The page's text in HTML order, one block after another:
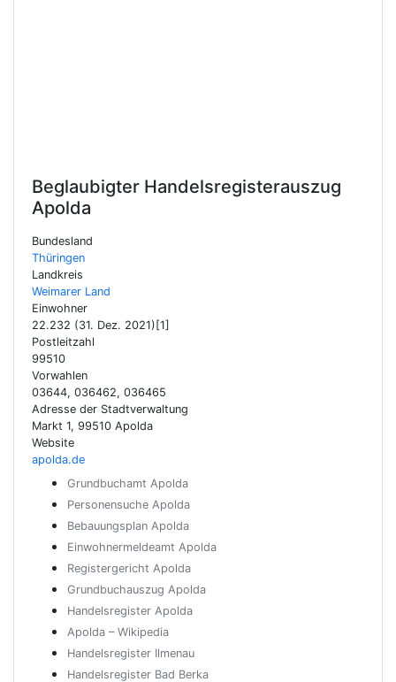
Beglaubigter Handelsregisterauszug
Apolda
Bundesland
Thüringen
Landkreis
Weimarer Land
Einwohner
22.232 (31. Dez. 2021)[1]
Postleitzahl
99510
Vorwahlen
03644, 036462, 036465
Adresse der Stadtverwaltung
Markt 1, 99510 Apolda
Website
apolda.de
Grundbuchamt Apolda
Personensuche Apolda
Bebauungsplan Apolda
Einwohnermeldeamt Apolda
Registergericht Apolda
Grundbuchauszug Apolda
Handelsregister Apolda
Apolda – Wikipedia
Handelsregister Ilmenau
Handelsregister Bad Berka